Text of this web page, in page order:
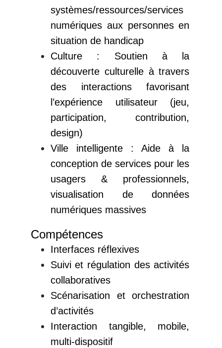
systèmes/ressources/services
numériques aux personnes en
situation de handicap
Culture : Soutien à la
découverte culturelle à travers
des interactions favorisant
l’expérience utilisateur (jeu,
participation, contribution,
design)
Ville intelligente : Aide à la
conception de services pour les
usagers & professionnels,
visualisation de données
numériques massives
Compétences
Interfaces réflexives
Suivi et régulation des activités
collaboratives
Scénarisation et orchestration
d’activités
Interaction tangible, mobile,
multi-dispositif